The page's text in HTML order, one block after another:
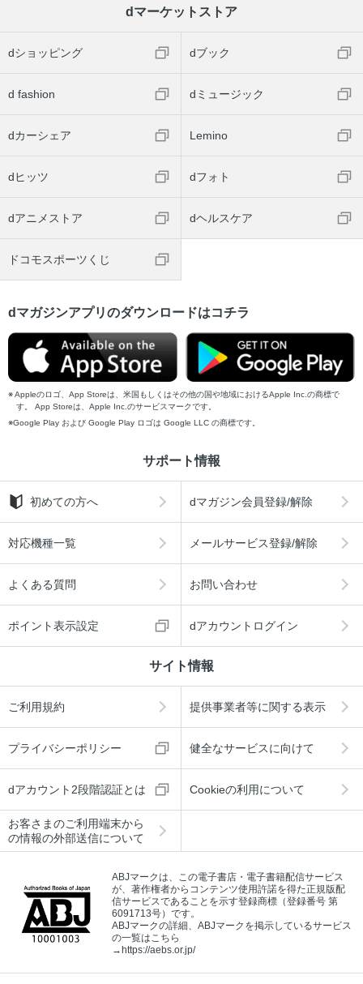
dマーケットストア
dショッピング dブック
d fashion dミュージック
dカーシェア Lemino
dヒッツ dフォト
dアニメストア dヘルスケア
ドコモスポーツくじ
dマガジンアプリのダウンロードはコチラ
Appleのロゴ、App Storeは、米国もしくはその他の国や地域におけるApple Inc.の商標で
す。 App Storeは、Apple Inc.のサービスマークです。
Google Play および Google Play ロゴは Google LLC の商標です。
サポート情報
初めての方へ dマガジン会員登録/解除
対応機種一覧 メールサービス登録/解除
よくある質問 お問い合わせ
ポイント表示設定 dアカウントログイン
サイト情報
ご利用規約 提供事業者等に関する表示
プライバシーポリシー 健全なサービスに向けて
dアカウント2段階認証とは Cookieの利用について
お客さまのご利用端末から
の情報の外部送信について
ABJマークは、この電子書店・電子書籍配信サービス
が、著作権者からコンテンツ使用許諾を得た正規版配
信サービスであることを示す登録商標（登録番号 第
6091713号）です。
ABJマークの詳細、ABJマークを掲示しているサービス
の一覧はこちら
→ https://aebs.or.jp/